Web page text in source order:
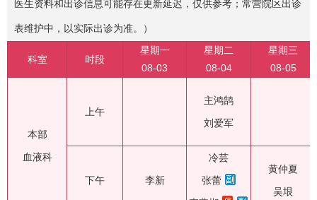
医生资料和出诊信息可能存在更新延迟，仅供参考；常营院区出诊
表维护中，以实际出诊为准。）
科室 时段
星期一
08-03
星期二
08-04
星期三
08-05
本部
血液科
上午
主鸿鹄
刘爱军
下午 李新
冷芸
张蕾
黄仲夏
吴垠